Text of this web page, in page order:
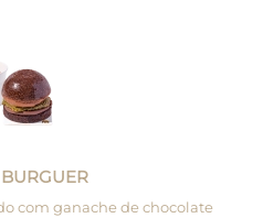
com ganache de chocolate